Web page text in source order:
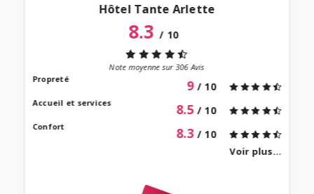
Hôtel Tante Arlette
8.3/ 10
Note moyenne sur306Avis
Propreté
9 / 10
Accueil et services 8.5 / 10
Confort 8.3 / 10
Voir plus...